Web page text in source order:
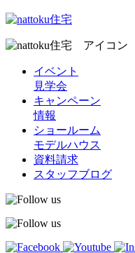
イベント
見学会
キャンペーン
情報
ショールーム
モデルハウス
資料請求
スタッフブログ